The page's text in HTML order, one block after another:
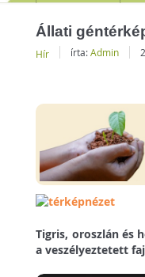
Állati
Hír írta:Admin
Tigris, oroszlán és
a veszélyeztetett